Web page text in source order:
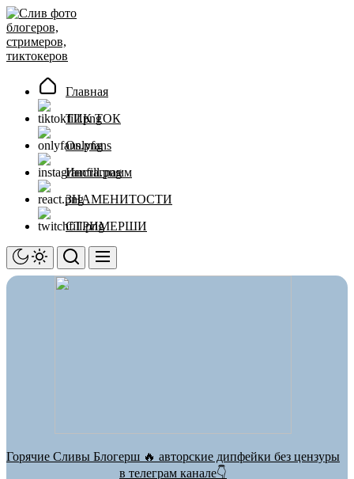
Перейти
к
содержимому
Главная
ТИК ТОК
Onlyfans
Инстаграмм
ЗНАМЕНИТОСТИ
СТРИМЕРШИ
Горячие Сливы Блогерш 🔥 авторские дипфейки без цензуры
в телеграм канале👇